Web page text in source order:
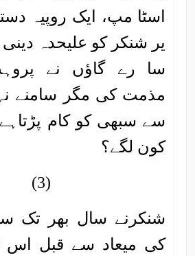
اسٹا مپ، ایک روپیہ
یر شنکر کو علیحدہ دینی
سا رے گاؤں نے
مذمت کی مگر سامنے
سے سبھی کو کام
کون لگے؟
(3)
شنکرنے سال بھر تک
کی میعاد سے قبل اس